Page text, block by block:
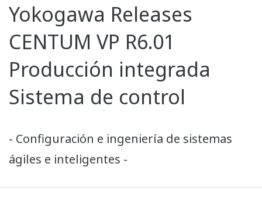
Yokogawa Releases
CENTUM VP R6.01
Producción integrada
Sistema de control
- Configuración e ingeniería de sistemas
ágiles e inteligentes -